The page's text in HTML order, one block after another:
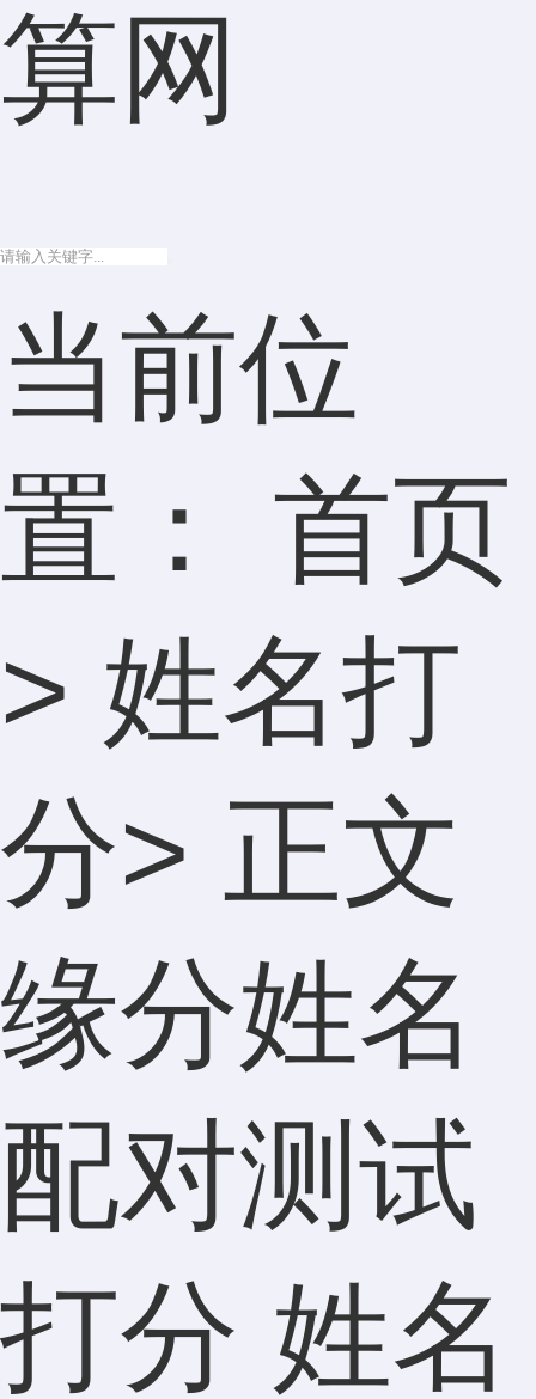
算网
当前位
置： 首页
> 姓名打
分> 正文
缘分姓名
配对测试
打分 姓名